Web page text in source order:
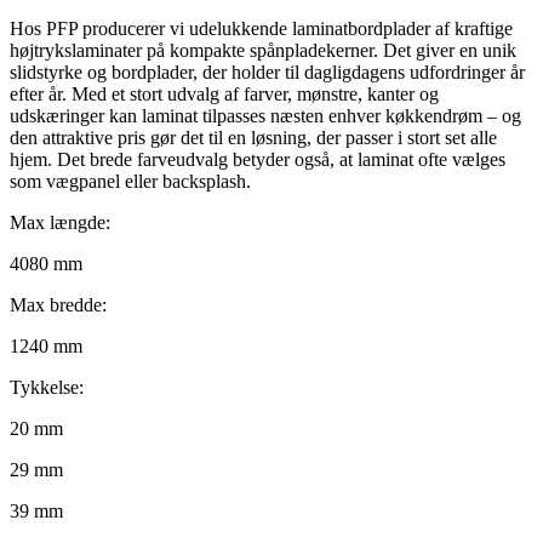
Hos PFP producerer vi udelukkende laminatbordplader af kraftige
højtrykslaminater på kompakte spånpladekerner. Det giver en unik
slidstyrke og bordplader, der holder til dagligdagens udfordringer år
efter år. Med et stort udvalg af farver, mønstre, kanter og
udskæringer kan laminat tilpasses næsten enhver køkkendrøm – og
den attraktive pris gør det til en løsning, der passer i stort set alle
hjem. Det brede farveudvalg betyder også, at laminat ofte vælges
som vægpanel eller backsplash.
Max længde:
4080 mm
Max bredde:
1240 mm
Tykkelse:
20 mm
29 mm
39 mm